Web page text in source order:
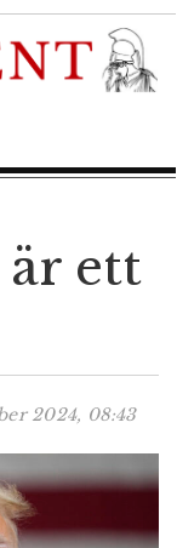
är ett
2024, 08:43